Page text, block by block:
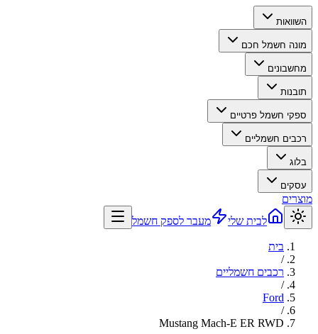
השוואות
מונה חשמל חכם
מחשבונים
תובנות
ספקי חשמל פרטיים
רכבים חשמליים
בלוג
עסקים
מוצרים
לבית שלי
מעבר לספק חשמל
בית
/
רכבים חשמליים
/
Ford
/
Mustang Mach-E ER RWD